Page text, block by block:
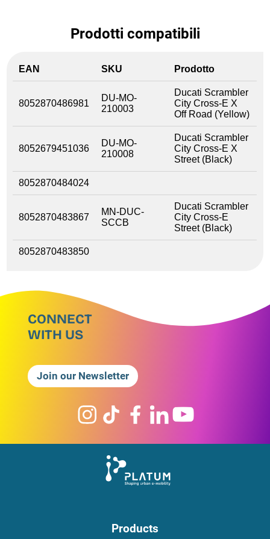
Prodotti compatibili
EAN SKU Prodotto
8052870486981
DU-MO-
210003
Ducati Scrambler
City Cross-E X
Off Road (Yellow)
8052679451036
DU-MO-
210008
Ducati Scrambler
City Cross-E X
Street (Black)
8052870484024
8052870483867
MN-DUC-
SCCB
Ducati Scrambler
City Cross-E
Street (Black)
8052870483850
CONNECT
WITH US
Join our Newsletter
Products